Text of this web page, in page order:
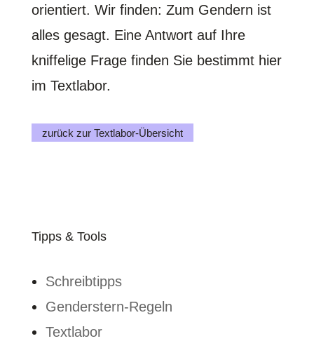
orientiert. Wir finden: Zum Gendern ist
alles gesagt. Eine Antwort auf Ihre
kniffelige Frage finden Sie bestimmt hier
im Textlabor.
zurück zur Textlabor-Übersicht
Tipps & Tools
Schreibtipps
Genderstern-Regeln
Textlabor